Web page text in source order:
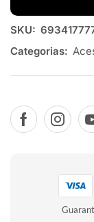
SKU:
Categorias: